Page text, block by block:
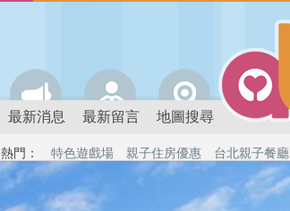
最新消息 最新留言 地圖搜尋
熱門： 特色遊戲場 親子住房優惠 台北親子餐廳